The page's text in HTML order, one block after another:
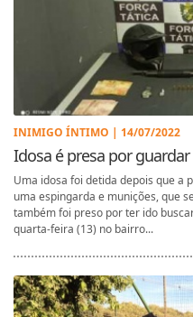
INIMIGO ÍNTIMO | 14/07/2022
Idosa é presa por
Uma idosa foi detida depois que a
uma espingarda e munições, que
também foi preso por ter ido
quarta-feira (13) no bairro...